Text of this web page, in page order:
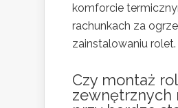
komforcie
rachunkach za
zainstalowaniu rolet.
Czy montaż
zewnętrznych